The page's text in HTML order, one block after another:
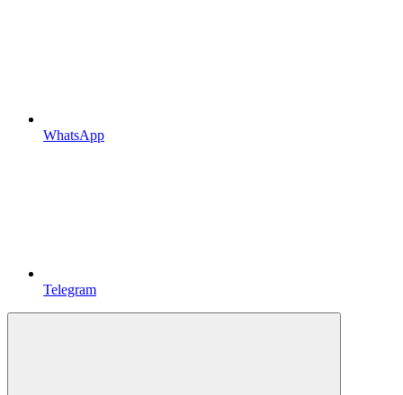
WhatsApp
Telegram